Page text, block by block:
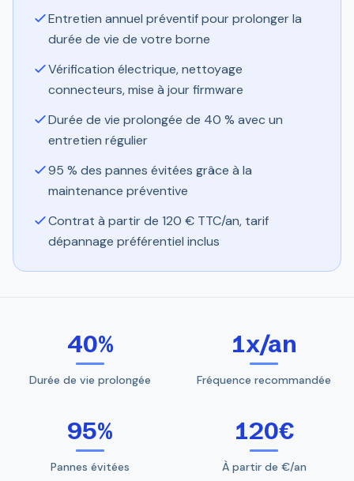
Entretien annuel préventif pour prolonger la
durée de vie de votre borne
Vérification électrique, nettoyage
connecteurs, mise à jour firmware
Durée de vie prolongée de 40 % avec un
entretien régulier
95 % des pannes évitées grâce à la
maintenance préventive
Contrat à partir de 120 € TTC/an, tarif
dépannage préférentiel inclus
40%
Durée de vie prolongée
1x/an
Fréquence recommandée
95%
Pannes évitées
120€
À partir de €/an